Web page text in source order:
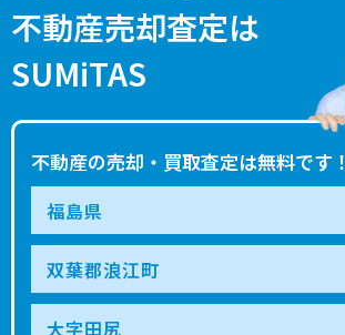
不動産売却査定は
SUMiTAS
不動産の売却・買取査定は無料です！